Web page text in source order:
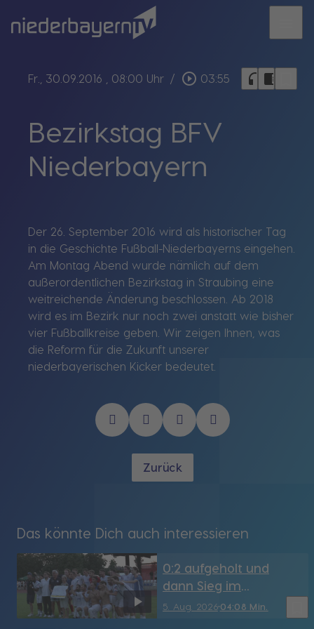
Fr., 30.09.2016 , 08:00 Uhr / play_circle_outline 03:55 headphones chrome_reader_mode
Bezirkstag BFV
Niederbayern
Der 26. September 2016 wird als historischer Tag
in die Geschichte Fußball-Niederbayerns eingehen.
Am Montag Abend wurde nämlich auf dem
außerordentlichen Bezirkstag in Straubing eine
weitreichende Änderung beschlossen. Ab 2018
wird es im Bezirk nur noch zwei anstatt wie bisher
vier Fußballkreise geben. Wir zeigen Ihnen, was
die Reform für die Zukunft unserer
niederbayerischen Kicker bedeutet.
Zurück
Das könnte Dich auch interessieren
5. Aug. 202604:08 Min.
0:2 aufgeholt und
dann Sieg im
Elfmeterschießen: FC